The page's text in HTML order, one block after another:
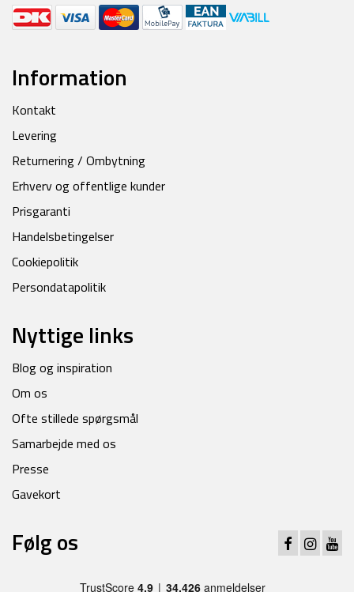
Information
Kontakt
Levering
Returnering / Ombytning
Erhverv og offentlige kunder
Prisgaranti
Handelsbetingelser
Cookiepolitik
Persondatapolitik
Nyttige links
Blog og inspiration
Om os
Ofte stillede spørgsmål
Samarbejde med os
Presse
Gavekort
Følg os